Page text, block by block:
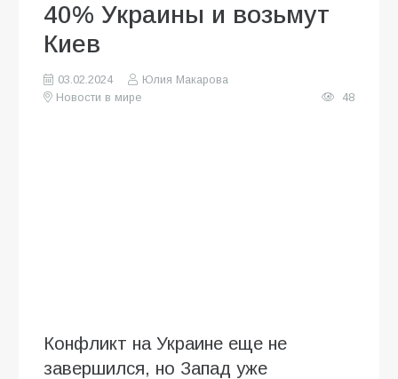
40% Украины и возьмут
Киев
03.02.2024
Юлия Макарова
Новости в мире
48
Конфликт на Украине еще не
завершился, но Запад уже